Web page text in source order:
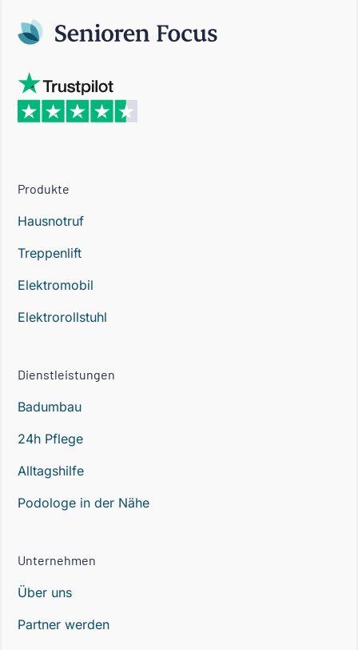
Produkte
Hausnotruf
Treppenlift
Elektromobil
Elektrorollstuhl
Dienstleistungen
Badumbau
24h Pflege
Alltagshilfe
Podologe in der Nähe
Unternehmen
Über uns
Partner werden